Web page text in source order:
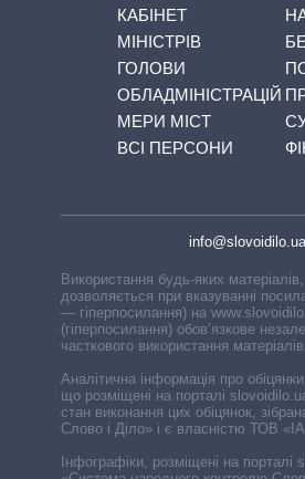
КАБІНЕТ
МІНІСТРІВ
ГОЛОВИ
ОБЛАДМІНІСТРАЦІЙ
МЕРИ МІСТ
ВСІ ПЕРСОНИ
info@slovoidilo.ua
Використання будь-яких
дозволяється при вказуванні
— гіперпосилання) на
(гіперпосилання) обов’язкове
часткового використання матеріалів.
Аналітична інформація про обіцянки
що розміщені на порталі
стан виконання цих обіцянок,
Слово і Діло» і є власністю ТОВ
Інфографіки, розміщені на порталі